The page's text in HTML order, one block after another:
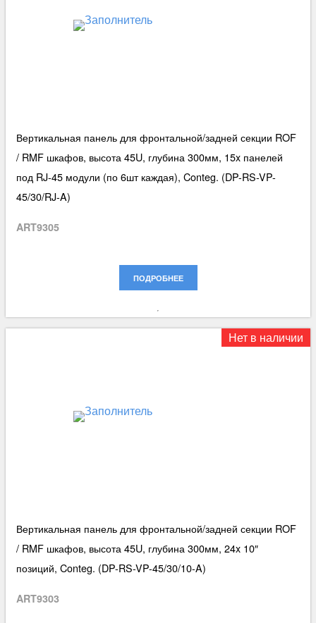
Вертикальная панель для фронтальной/задней секции ROF
/ RMF шкафов, высота 45U, глубина 300мм, 15x панелей
под RJ-45 модули (по 6шт каждая), Conteg. (DP-RS-VP-
45/30/RJ-A)
ART9305
ПОДРОБНЕЕ
Нет в наличии
Вертикальная панель для фронтальной/задней секции ROF
/ RMF шкафов, высота 45U, глубина 300мм, 24x 10″
позиций, Conteg. (DP-RS-VP-45/30/10-A)
ART9303